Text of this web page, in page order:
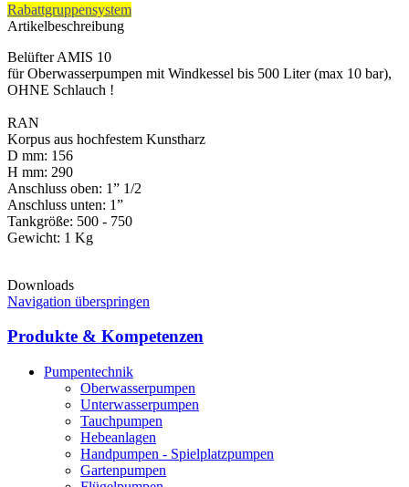
Rabattgruppensystem
Artikelbeschreibung
Belüfter AMIS 10
für Oberwasserpumpen mit Windkessel bis 500 Liter (max 10 bar),
OHNE Schlauch !
RAN
Korpus aus hochfestem Kunstharz
D mm: 156
H mm: 290
Anschluss oben: 1” 1/2
Anschluss unten: 1”
Tankgröße: 500 - 750
Gewicht: 1 Kg
Downloads
Navigation überspringen
Produkte & Kompetenzen
Pumpentechnik
Oberwasserpumpen
Unterwasserpumpen
Tauchpumpen
Hebeanlagen
Handpumpen - Spielplatzpumpen
Gartenpumpen